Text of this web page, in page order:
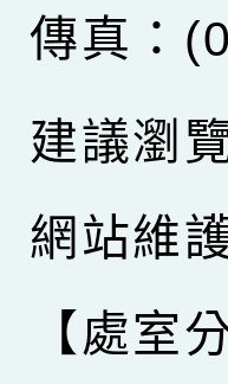
傳真：
建議瀏
網站維
【處室